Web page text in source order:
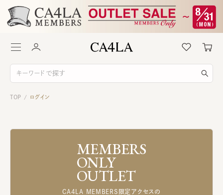
TOP / ログイン
MEMBERS
ONLY
OUTLET
CA4LA MEMBERS限定アクセスの